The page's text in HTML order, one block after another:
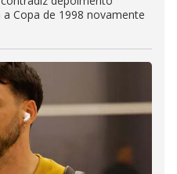
Copa de 1998 novamente